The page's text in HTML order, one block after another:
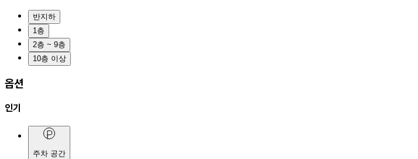
반지하
1층
2층 ~ 9층
10층 이상
옵션
인기
주차 공간